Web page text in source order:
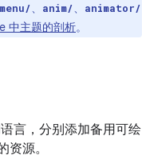
menu/、 anim/、 animator/
中主题的剖析。
言，分别添加备用可绘
源。